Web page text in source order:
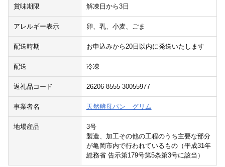
賞味期限 解凍日から3日
アレルギー表示 卵、乳、小麦、ごま
配送時期 お申込みから20日以内に発送いたします
配送 冷凍
返礼品コード 26206-8555-30055977
事業者名 天然酵母パン グリム
地場産品
3号
製造、加工その他の工程のうち主要な部分
が亀岡市内で行われているもの（平成31年
総務省 告示第179号第5条第3号に該当）